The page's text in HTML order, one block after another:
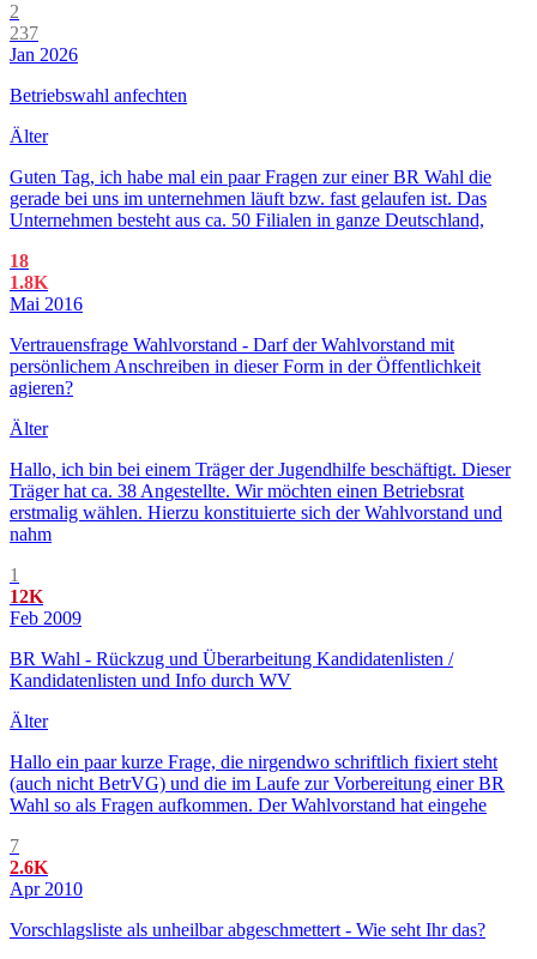
2
237
Jan 2026
Betriebswahl anfechten
Älter
Guten Tag, ich habe mal ein paar Fragen zur einer BR Wahl die
gerade bei uns im unternehmen läuft bzw. fast gelaufen ist. Das
Unternehmen besteht aus ca. 50 Filialen in ganze Deutschland,
18
1.8K
Mai 2016
Vertrauensfrage Wahlvorstand - Darf der Wahlvorstand mit
persönlichem Anschreiben in dieser Form in der Öffentlichkeit
agieren?
Älter
Hallo, ich bin bei einem Träger der Jugendhilfe beschäftigt. Dieser
Träger hat ca. 38 Angestellte. Wir möchten einen Betriebsrat
erstmalig wählen. Hierzu konstituierte sich der Wahlvorstand und
nahm
1
12K
Feb 2009
BR Wahl - Rückzug und Überarbeitung Kandidatenlisten /
Kandidatenlisten und Info durch WV
Älter
Hallo ein paar kurze Frage, die nirgendwo schriftlich fixiert steht
(auch nicht BetrVG) und die im Laufe zur Vorbereitung einer BR
Wahl so als Fragen aufkommen. Der Wahlvorstand hat eingehe
7
2.6K
Apr 2010
Vorschlagsliste als unheilbar abgeschmettert - Wie seht Ihr das?